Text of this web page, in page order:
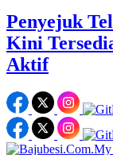
Penyejuk
Kini
Aktif